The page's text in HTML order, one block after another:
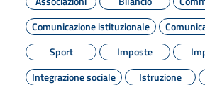
Comunicazione istituzionale
Sport
Imposte
Integrazione sociale
Istruzione